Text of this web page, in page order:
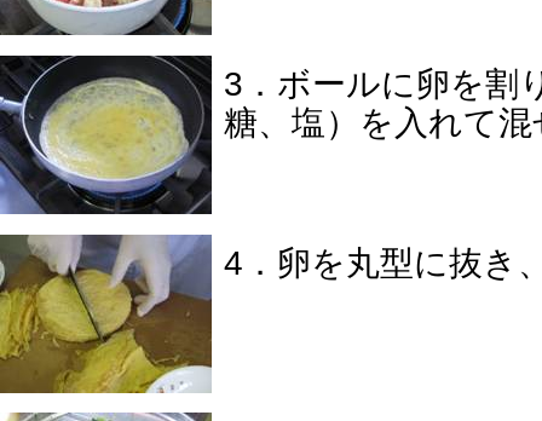
3．ボールに卵を割
糖、塩）を入れて
4．卵を丸型に抜き